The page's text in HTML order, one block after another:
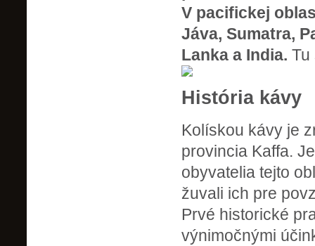
V pacifickej
Jáva, Sumatra,
Lanka a India. Tu
História kávy
Kolískou kávy je
provincia Kaffa.
obyvatelia tejto
žuvali ich pre
Prvé historické
výnimočnými